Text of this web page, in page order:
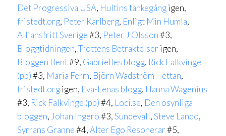
Det Progressiva USA, Hultins tankegångigen,
fristedt.org, Peter Karlberg, Enligt Min Humla,
Alliansfritt Sverige#3, Peter J Olsson#3,
Bloggtidningen,Trottens Betraktelser igen,
Bloggen Bent#9, Gabrielles blogg, Rick Falkvinge
(pp)#3, Maria Ferm, Björn Wadström – ettan,
fristedt.orgigen, Eva-Lenas blogg, Hanna Wagenius
#3, Rick Falkvinge (pp)#4, Loci.se, Den osynliga
bloggen, Johan Ingerö#3,Sundevall,Steve Lando,
Syrrans Granne#4,Alter Ego Resonerar#5,